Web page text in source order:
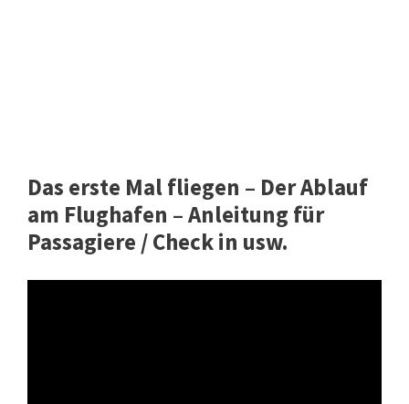
Das erste Mal fliegen – Der Ablauf
am Flughafen – Anleitung für
Passagiere / Check in usw.